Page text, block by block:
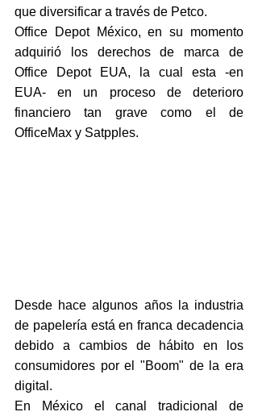
que diversificar a través de Petco.
Office Depot México, en su momento
adquirió los derechos de marca de
Office Depot EUA, la cual esta -en
EUA- en un proceso de deterioro
financiero tan grave como el de
OfficeMax y Satpples.
Desde hace algunos años la industria
de papelería está en franca decadencia
debido a cambios de hábito en los
consumidores por el "Boom" de la era
digital.
En México el canal tradicional de